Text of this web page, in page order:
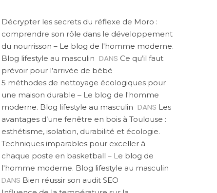
Décrypter les secrets du réflexe de Moro :
comprendre son rôle dans le développement
du nourrisson – Le blog de l'homme moderne.
Blog lifestyle au masculin DANS Ce qu’il faut
prévoir pour l’arrivée de bébé
5 méthodes de nettoyage écologiques pour
une maison durable – Le blog de l'homme
moderne. Blog lifestyle au masculin DANS Les
avantages d’une fenêtre en bois à Toulouse :
esthétisme, isolation, durabilité et écologie.
Techniques imparables pour exceller à
chaque poste en basketball – Le blog de
l'homme moderne. Blog lifestyle au masculin
DANS Bien réussir son audit SEO